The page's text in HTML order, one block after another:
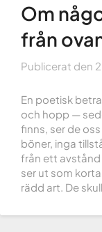
Om
från
Publicerat den
En poetisk
och hopp —
finns, ser de
böner, inga
från ett
ser ut som
rädd art. De